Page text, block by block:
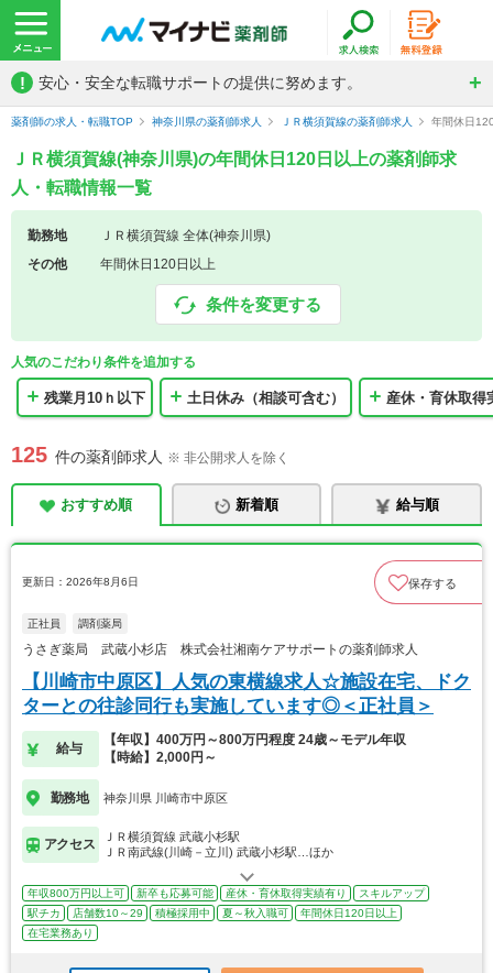
! 安心・安全な転職サポートの提供に努めます。
薬剤師の求人・転職TOP 神奈川県の薬剤師求人 ＪＲ横須賀線の薬剤師求人 年間休日
ＪＲ横須賀線(神奈川県)の年間休日120日以上の薬剤師求
人・転職情報一覧
勤務地
ＪＲ横須賀線 全体(神奈川県)
その他
年間休日120日以上
条件を変更する
人気のこだわり条件を追加する
残業月10ｈ以下 土日休み（相談可含む） 産休・育休取得
125 件の薬剤師求人 ※ 非公開求人を除く
おすすめ順 新着順 給与順
更新日：2026年8月6日 保存する
正社員 調剤薬局
うさぎ薬局 武蔵小杉店 株式会社湘南ケアサポートの薬剤師求人
【川崎市中原区】人気の東横線求人☆施設在宅、ドク
ターとの往診同行も実施しています◎＜正社員＞
給与
【年収】400万円～800万円程度 24歳～モデル年収
【時給】2,000円～
勤務地 神奈川県 川崎市中原区
アクセス
ＪＲ横須賀線 武蔵小杉駅
ＪＲ南武線(川崎－立川) 武蔵小杉駅…ほか
年収800万円以上可 新卒も応募可能 産休・育休取得実績有り
スキルアップ
駅チカ
店舗数10～29 積極採用中 夏～秋入職可
年間休日120日以上
在宅業務あり